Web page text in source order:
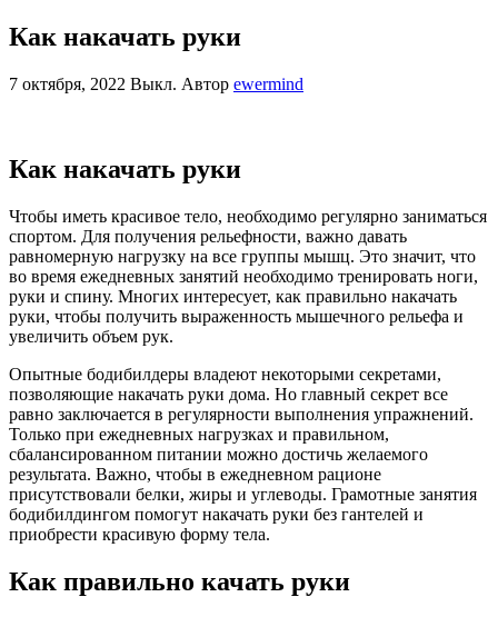
Как накачать руки
7 октября, 2022 Выкл. Автор ewermind
Как накачать руки
Чтобы иметь красивое тело, необходимо регулярно заниматься
спортом. Для получения рельефности, важно давать
равномерную нагрузку на все группы мышц. Это значит, что
во время ежедневных занятий необходимо тренировать ноги,
руки и спину. Многих интересует, как правильно накачать
руки, чтобы получить выраженность мышечного рельефа и
увеличить объем рук.
Опытные бодибилдеры владеют некоторыми секретами,
позволяющие накачать руки дома. Но главный секрет все
равно заключается в регулярности выполнения упражнений.
Только при ежедневных нагрузках и правильном,
сбалансированном питании можно достичь желаемого
результата. Важно, чтобы в ежедневном рационе
присутствовали белки, жиры и углеводы. Грамотные занятия
бодибилдингом помогут накачать руки без гантелей и
приобрести красивую форму тела.
Как правильно качать руки